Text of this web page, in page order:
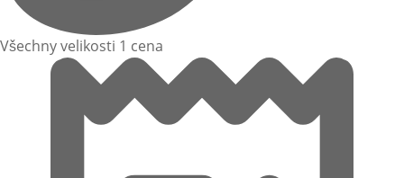
Všechny velikosti 1 cena